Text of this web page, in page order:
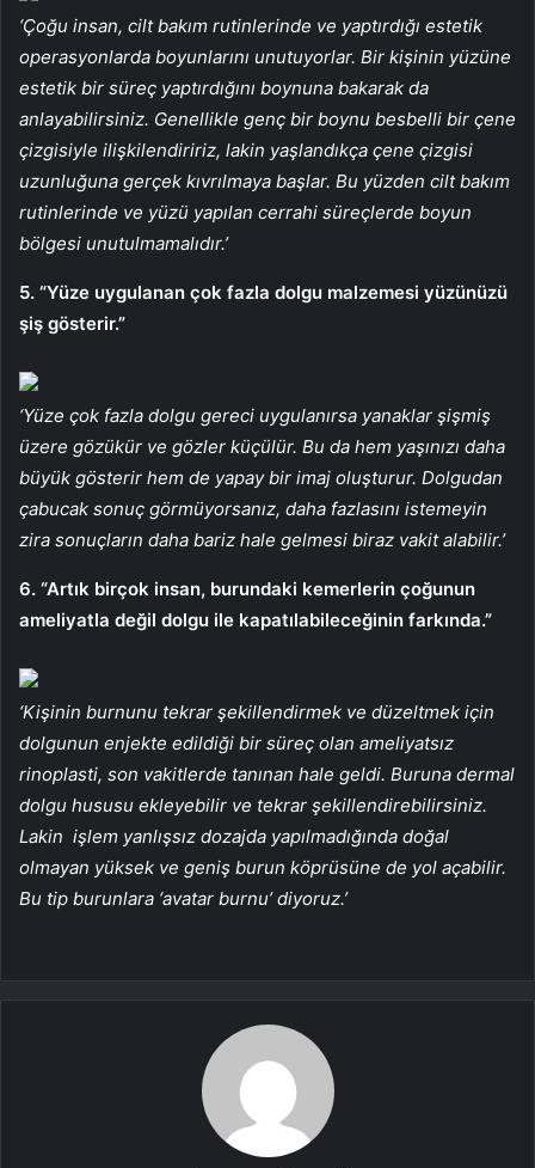
‘Çoğu insan, cilt bakım rutinlerinde ve yaptırdığı estetik
operasyonlarda boyunlarını unutuyorlar. Bir kişinin yüzüne
estetik bir süreç yaptırdığını boynuna bakarak da
anlayabilirsiniz. Genellikle genç bir boynu besbelli bir çene
çizgisiyle ilişkilendiririz, lakin yaşlandıkça çene çizgisi
uzunluğuna gerçek kıvrılmaya başlar. Bu yüzden cilt bakım
rutinlerinde ve yüzü yapılan cerrahi süreçlerde boyun
bölgesi unutulmamalıdır.’
5. “Yüze uygulanan çok fazla dolgu malzemesi yüzünüzü
şiş gösterir.”
‘Yüze çok fazla dolgu gereci uygulanırsa yanaklar şişmiş
üzere gözükür ve gözler küçülür. Bu da hem yaşınızı daha
büyük gösterir hem de yapay bir imaj oluşturur. Dolgudan
çabucak sonuç görmüyorsanız, daha fazlasını istemeyin
zira sonuçların daha bariz hale gelmesi biraz vakit alabilir.’
6. “Artık birçok insan, burundaki kemerlerin çoğunun
ameliyatla değil dolgu ile kapatılabileceğinin farkında.”
‘Kişinin burnunu tekrar şekillendirmek ve düzeltmek için
dolgunun enjekte edildiği bir süreç olan ameliyatsız
rinoplasti, son vakitlerde tanınan hale geldi. Buruna dermal
dolgu hususu ekleyebilir ve tekrar şekillendirebilirsiniz.
Lakin işlem yanlışsız dozajda yapılmadığında doğal
olmayan yüksek ve geniş burun köprüsüne de yol açabilir.
Bu tip burunlara ‘avatar burnu’ diyoruz.’